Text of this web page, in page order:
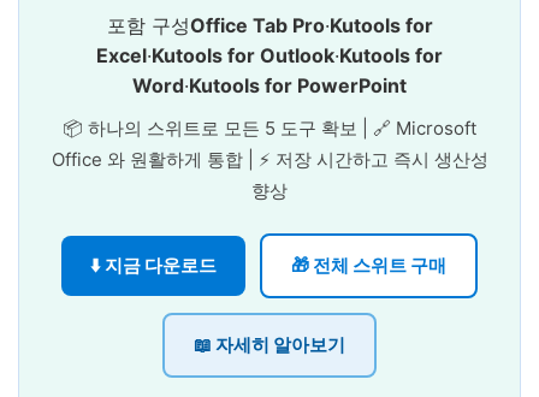
포함 구성Office Tab Pro·Kutools for
Excel·Kutools for Outlook·Kutools for
Word·Kutools for PowerPoint
📦 하나의 스위트로 모든 5 도구 확보 | 🔗 Microsoft
Office 와 원활하게 통합 | ⚡ 저장 시간하고 즉시 생산성
향상
⬇️ 지금 다운로드 🎁 전체 스위트 구매
📖 자세히 알아보기